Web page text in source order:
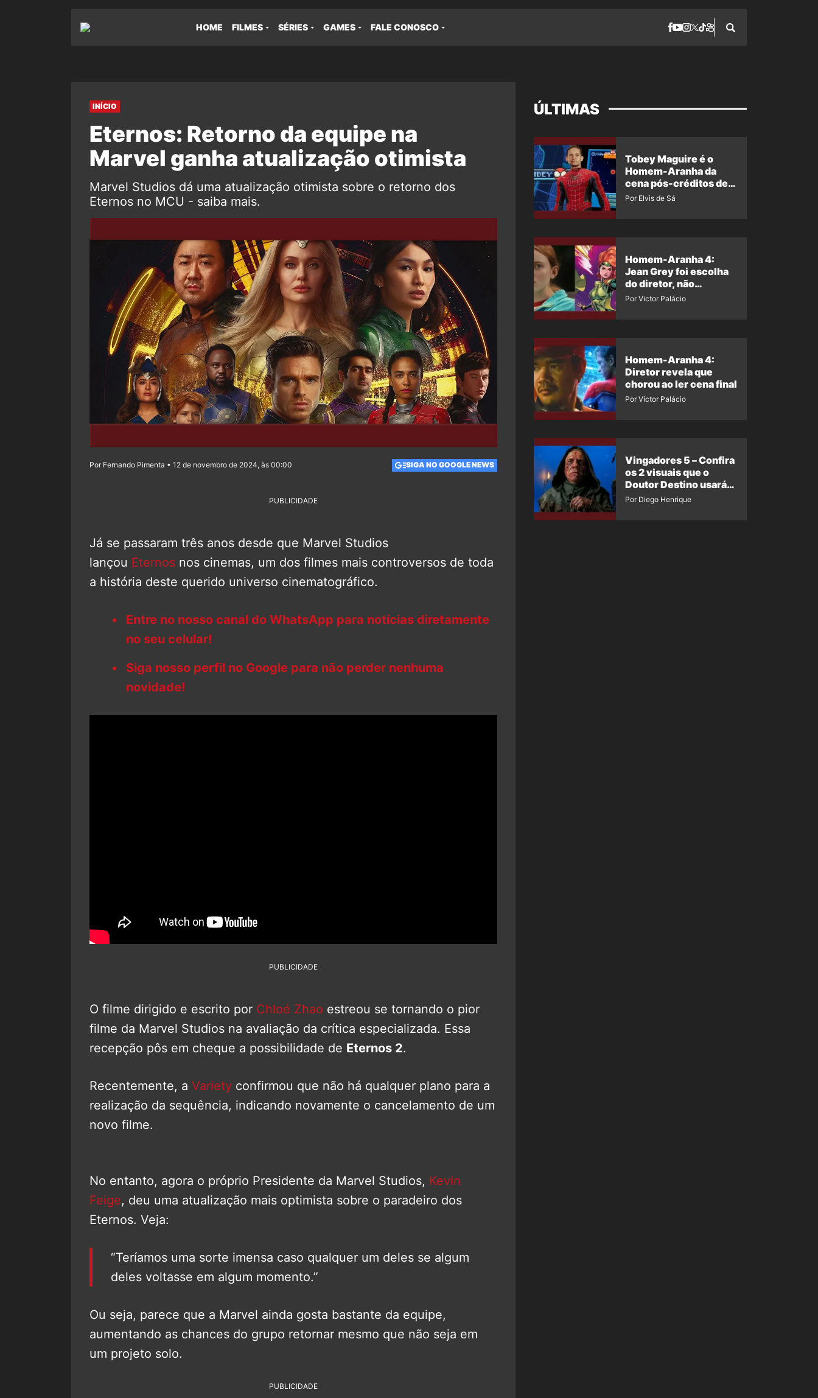
HOME FILMES SÉRIES GAMES FALE CONOSCO
INÍCIO
Eternos: Retorno da equipe na
Marvel ganha atualização otimista
Marvel Studios dá uma atualização otimista sobre o retorno dos
Eternos no MCU - saiba mais.
Por Fernando Pimenta • 12 de novembro de 2024, às 00:00 SIGA NO GOOGLE NEWS
PUBLICIDADE
Já se passaram três anos desde que Marvel Studios
lançou Eternos nos cinemas, um dos filmes mais controversos de toda
a história deste querido universo cinematográfico.
Entre no nosso canal do WhatsApp para notícias diretamente
no seu celular!
Siga nosso perfil no Google para não perder nenhuma
novidade!
PUBLICIDADE
O filme dirigido e escrito por Chloé Zhao estreou se tornando o pior
filme da Marvel Studios na avaliação da crítica especializada. Essa
recepção pôs em cheque a possibilidade de Eternos 2.
Recentemente, a Variety confirmou que não há qualquer plano para a
realização da sequência, indicando novamente o cancelamento de um
novo filme.
No entanto, agora o próprio Presidente da Marvel Studios, Kevin
Feige, deu uma atualização mais optimista sobre o paradeiro dos
Eternos. Veja:
“Teríamos uma sorte imensa caso qualquer um deles se algum
deles voltasse em algum momento.”
Ou seja, parece que a Marvel ainda gosta bastante da equipe,
aumentando as chances do grupo retornar mesmo que não seja em
um projeto solo.
PUBLICIDADE
ÚLTIMAS
Tobey Maguire é o
Homem-Aranha da
cena pós-créditos de
Um Novo Dia?
Por Elvis de Sá
Homem-Aranha 4:
Jean Grey foi escolha
do diretor, não
imposição da Marvel
Por Victor Palácio
Homem-Aranha 4:
Diretor revela que
chorou ao ler cena final
Por Victor Palácio
Vingadores 5 – Confira
os 2 visuais que o
Doutor Destino usará
no filme
Por Diego Henrique